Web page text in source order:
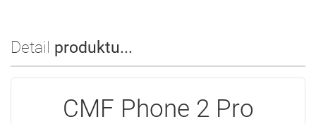
Detail produktu...
CMF Phone 2 Pro